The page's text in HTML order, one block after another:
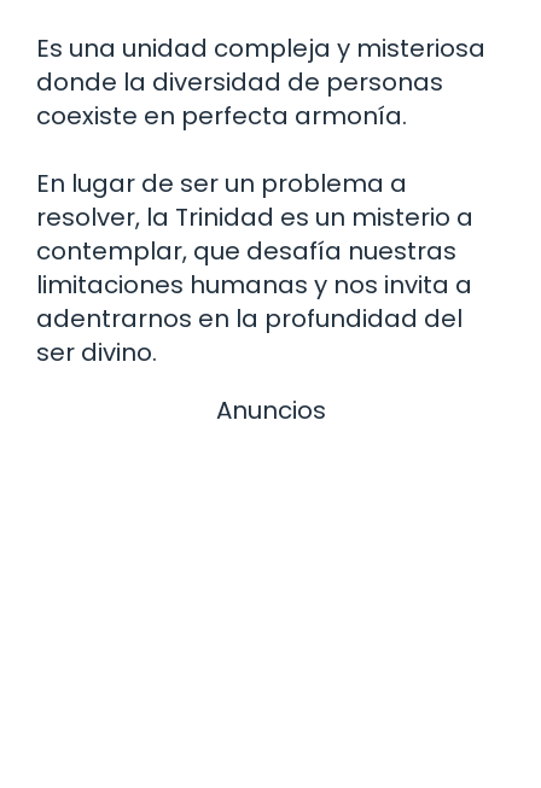
Es una unidad compleja y misteriosa
donde la diversidad de personas
coexiste en perfecta armonía.
En lugar de ser un problema a
resolver, la Trinidad es un misterio a
contemplar, que desafía nuestras
limitaciones humanas y nos invita a
adentrarnos en la profundidad del
ser divino.
Anuncios